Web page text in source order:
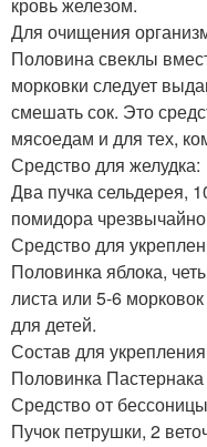
Для очищения
Половина свеклы
морковки следует
смешать сок. Это
мясоедам и для тех,
Средство для желудка:
Два пучка сельдерея,
помидора
Средство для
Половинка яблока,
листа или 5-6
для детей.
Состав для укрепления
Половинка Пастернака
Средство от
Пучок петрушки, 2